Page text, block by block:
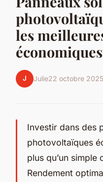
les
économiques
J Julie22 octobre 2025
Investir dans des
photovoltaïques
plus qu’un simple
Rendement